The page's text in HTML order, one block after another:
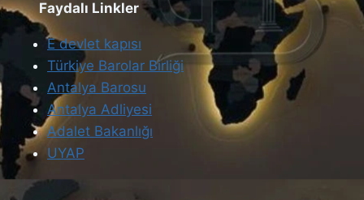
Faydalı Linkler
E devlet kapısı
Türkiye Barolar Birliği
Antalya Barosu
Antalya Adliyesi
Adalet Bakanlığı
UYAP